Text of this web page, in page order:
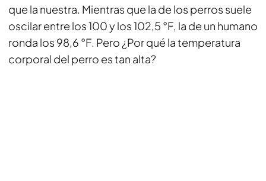
que la nuestra. Mientras que la de los perros suele
oscilar entre los 100 y los 102,5 °F, la de un humano
ronda los 98,6 °F. Pero ¿Por qué la temperatura
corporal del perro es tan alta?